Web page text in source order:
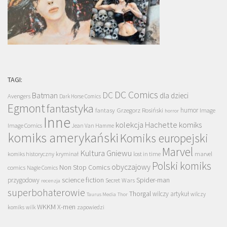
TAGI:
Avengers Batman Dark Horse Comics DC DC Comics dla dzieci
Egmontfantastyka fantasy Grzegorz Rosiński horror humor Image
Image Comics Inne Jean Van Hamme kolekcja Hachette komiks
komiks amerykański Komiks europejski
komiks historyczny kryminał Kultura Gniewu lost in time Marvel marvel
comics Nagle Comics Non Stop Comics obyczajowy Polski komiks
przygodowy recenzja science fiction Secret Wars Spider-man
superbohaterowie Taurus Media Thor Thorgalwilczy artykuł wilczy
komiks wilk WKKM X-men zapowiedzi